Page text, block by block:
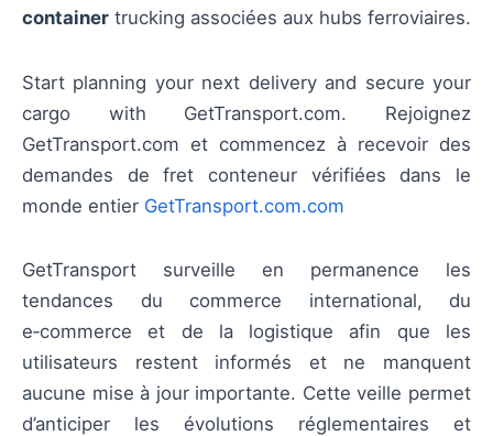
container trucking associées aux hubs ferroviaires.
Start planning your next delivery and secure your
cargo with GetTransport.com. Rejoignez
GetTransport.com et commencez à recevoir des
demandes de fret conteneur vérifiées dans le
monde entier GetTransport.com.com
GetTransport surveille en permanence les
tendances du commerce international, du
e‑commerce et de la logistique afin que les
utilisateurs restent informés et ne manquent
aucune mise à jour importante. Cette veille permet
d’anticiper les évolutions réglementaires et